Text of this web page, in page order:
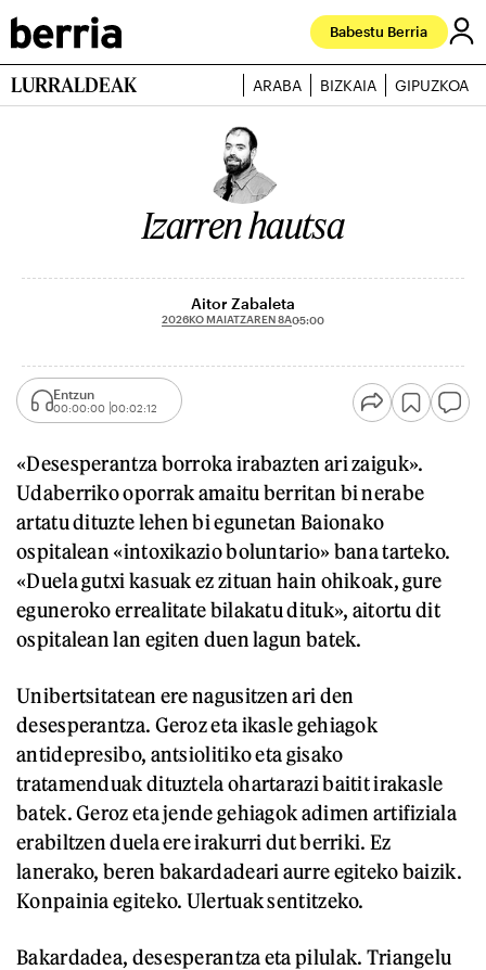
Babestu Berria
LURRALDEAK ARABA BIZKAIA GIPUZKOA
Izarren hautsa
Aitor Zabaleta
2026KO MAIATZAREN 8A05:00
Entzun
00:00:00 00:02:12
«Desesperantza borroka irabazten ari zaiguk».
Udaberriko oporrak amaitu berritan bi nerabe
artatu dituzte lehen bi egunetan Baionako
ospitalean «intoxikazio boluntario» bana tarteko.
«Duela gutxi kasuak ez zituan hain ohikoak, gure
eguneroko errealitate bilakatu dituk», aitortu dit
ospitalean lan egiten duen lagun batek.
Unibertsitatean ere nagusitzen ari den
desesperantza. Geroz eta ikasle gehiagok
antidepresibo, antsiolitiko eta gisako
tratamenduak dituztela ohartarazi baitit irakasle
batek. Geroz eta jende gehiagok adimen artifiziala
erabiltzen duela ere irakurri dut berriki. Ez
lanerako, beren bakardadeari aurre egiteko baizik.
Konpainia egiteko. Ulertuak sentitzeko.
Bakardadea, desesperantza eta pilulak. Triangelu